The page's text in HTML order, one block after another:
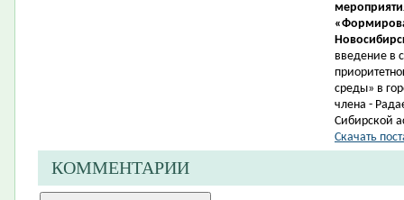
введение в
среды» в
члена -
Сибирской
Скачать
КОММЕНТАРИИ